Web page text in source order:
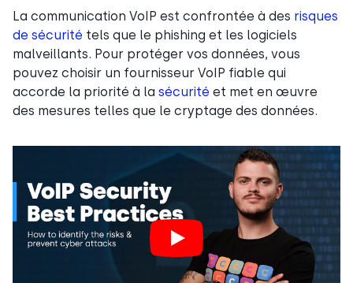
La communication VoIP est confrontée à des risques
de sécurité tels que le phishing et les logiciels
malveillants. Pour protéger vos données, vous
pouvez choisir un fournisseur VoIP fiable qui
accorde la priorité à la sécurité et met en œuvre
des mesures telles que le cryptage des données.